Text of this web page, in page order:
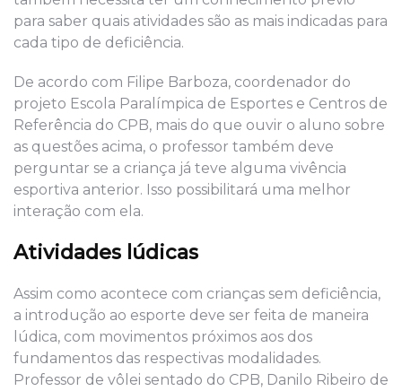
para saber quais atividades são as mais indicadas para
cada tipo de deficiência.
De acordo com Filipe Barboza, coordenador do
projeto Escola Paralímpica de Esportes e Centros de
Referência do CPB, mais do que ouvir o aluno sobre
as questões acima, o professor também deve
perguntar se a criança já teve alguma vivência
esportiva anterior. Isso possibilitará uma melhor
interação com ela.
Atividades lúdicas
Assim como acontece com crianças sem deficiência,
a introdução ao esporte deve ser feita de maneira
lúdica, com movimentos próximos aos dos
fundamentos das respectivas modalidades.
Professor de vôlei sentado do CPB, Danilo Ribeiro de